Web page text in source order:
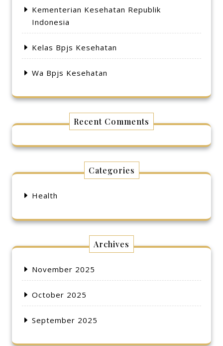
Kementerian Kesehatan Republik
Indonesia
Kelas Bpjs Kesehatan
Wa Bpjs Kesehatan
Recent Comments
Categories
Health
Archives
November 2025
October 2025
September 2025